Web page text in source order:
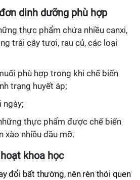
dinh dưỡng phù hợp
thực phẩm chứa nhiều canxi,
trái cây tươi, rau củ, các loại
phù hợp trong khi chế biến
trạng huyết áp;
ngày;
thực phẩm được chế biến
xào nhiều dầu mỡ.
khoa học
đổi bất thường, nên rèn thói quen